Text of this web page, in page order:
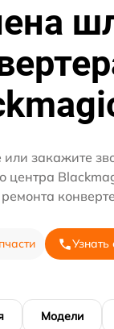
или закажите
центра
ремонта
Узнать
Модели